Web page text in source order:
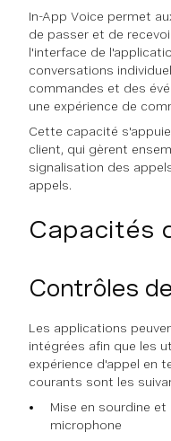
In-App Voice permet
de passer et de
l'interface de
conversations
commandes et des
une expérience de
Cette capacité
client, qui gèrent
signalisation des
appels.
Capacités
Contrôles
Les applications
intégrées afin que les
expérience d'appel en
courants sont les
Mise en sourdine
microphone